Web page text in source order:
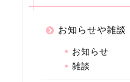
お知らせや雑談
お知らせ
雑談